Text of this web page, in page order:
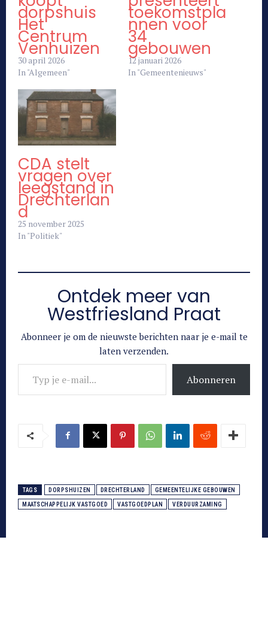
dorpshuis
Het
Centrum
Venhuizen
30 april 2026
In "Algemeen"
toekomstpla
nnen voor
34
gebouwen
12 januari 2026
In "Gemeentenieuws"
CDA stelt
vragen over
leegstand in
Drechterlan
d
25 november 2025
In "Politiek"
Ontdek meer van
Westfriesland Praat
Abonneer je om de nieuwste berichten naar je e-mail te
laten verzenden.
Typ je e-mail...
Abonneren
TAGS DORPSHUIZEN DRECHTERLAND GEMEENTELIJKE GEBOUWEN
MAATSCHAPPELIJK VASTGOED VASTGOEDPLAN VERDUURZAMING